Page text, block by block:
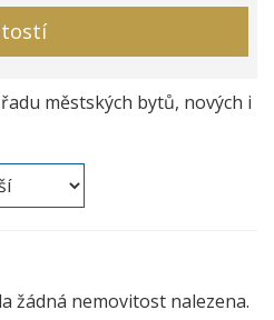
městských bytů, nových i
žádná nemovitost nalezena.